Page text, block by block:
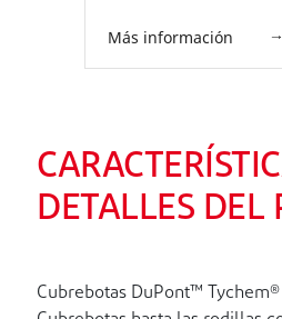
Más información
DETALLES DEL
Cubrebotas DuPont™